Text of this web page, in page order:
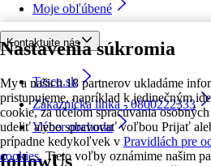
Nastavenia súkromia
My a našich 18 partnerov ukladáme
pristupujeme, napríklad k jedinečným
cookie, za účelom spracúvania
udeliť alebo spravovať voľbou Prijať
prípadne kedykoľvek v Pravidlách pre
cookies. Tieto voľby oznámime našim
Moje obľúbené
Kontaktujte nás
Tesco.sk
Zákaznícka linka - 0800222333
Výber obchodu
followUs